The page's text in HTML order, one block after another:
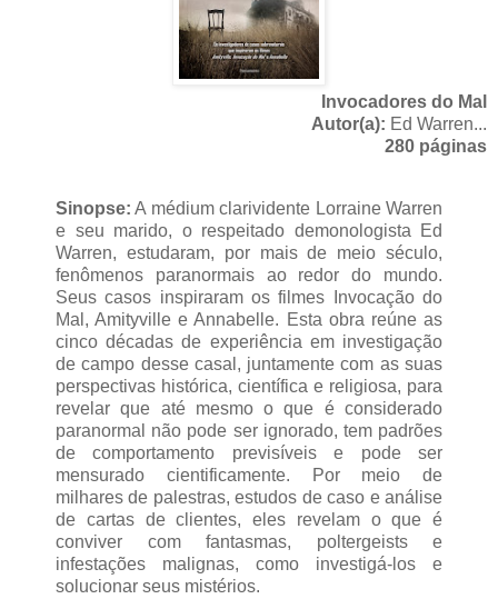
Invocadores do Mal
Autor(a): Ed Warren...
280 páginas
Sinopse: A médium clarividente Lorraine Warren
e seu marido, o respeitado demonologista Ed
Warren, estudaram, por mais de meio século,
fenômenos paranormais ao redor do mundo.
Seus casos inspiraram os filmes Invocação do
Mal, Amityville e Annabelle. Esta obra reúne as
cinco décadas de experiência em investigação
de campo desse casal, juntamente com as suas
perspectivas histórica, científica e religiosa, para
revelar que até mesmo o que é considerado
paranormal não pode ser ignorado, tem padrões
de comportamento previsíveis e pode ser
mensurado cientificamente. Por meio de
milhares de palestras, estudos de caso e análise
de cartas de clientes, eles revelam o que é
conviver com fantasmas, poltergeists e
infestações malignas, como investigá-los e
solucionar seus mistérios.